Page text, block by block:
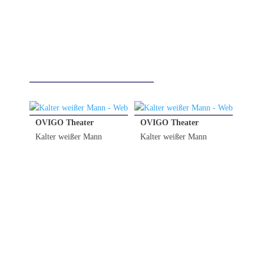
OVIGO Theater
Kalter weißer Mann
OVIGO Theater
Kalter weißer Mann